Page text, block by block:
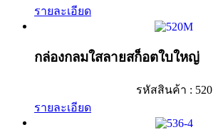
รายละเอียด
กล่องกลมใสลายสก็อตใบใหญ่
รหัสสินค้า : 520
รายละเอียด